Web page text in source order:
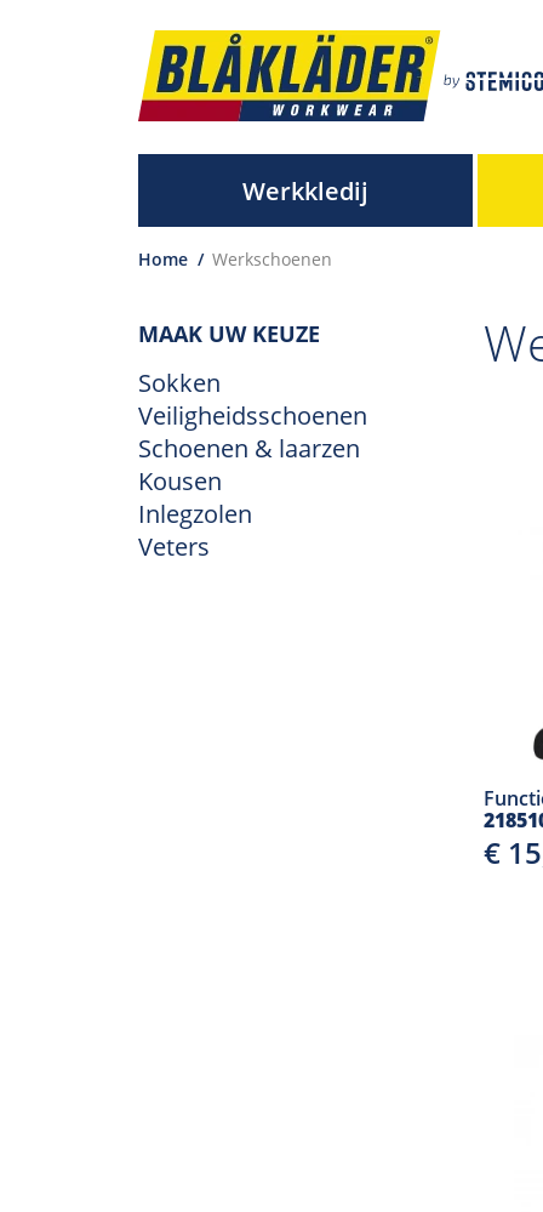
Werkkledij
Home / Werkschoenen
MAAK UW KEUZE
Sokken
Veiligheidsschoenen
Schoenen & laarzen
Kousen
Inlegzolen
Veters
€